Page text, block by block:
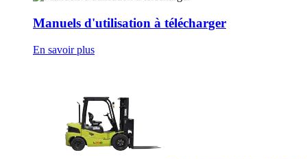
Manuels d'utilisation à télécharger
En savoir plus